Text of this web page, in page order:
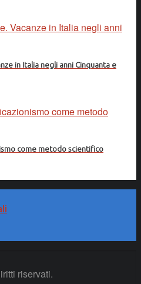
in Italia negli anni Cinquanta e
come metodo scientifico
riservati.